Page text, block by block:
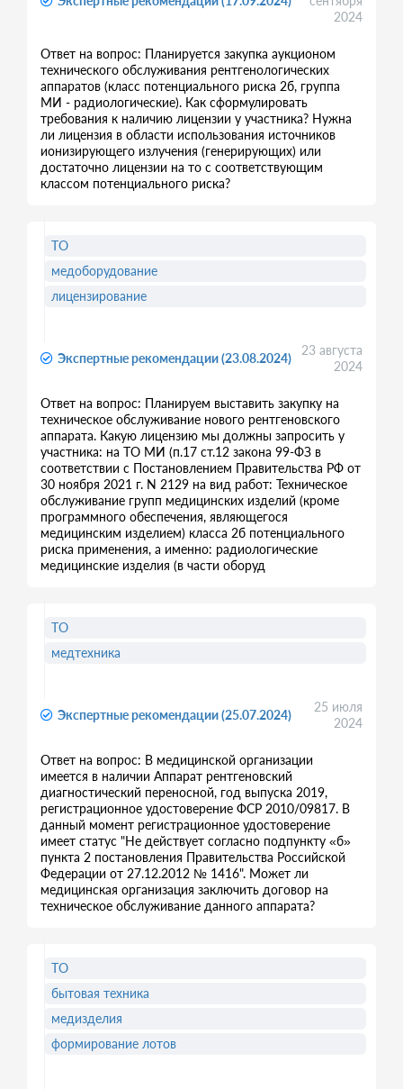
2024
Ответ на вопрос: Планируется закупка аукционом
технического обслуживания рентгенологических
аппаратов (класс потенциального риска 2б, группа
МИ - радиологические). Как сформулировать
требования к наличию лицензии у участника? Нужна
ли лицензия в области использования источников
ионизирующего излучения (генерирующих) или
достаточно лицензии на то с соответствующим
классом потенциального риска?
Экспертные рекомендации (23.08.2024)
23 августа
2024
Ответ на вопрос: Планируем выставить закупку на
техническое обслуживание нового рентгеновского
аппарата. Какую лицензию мы должны запросить у
участника: на ТО МИ (п.17 ст.12 закона 99-ФЗ в
соответствии с Постановлением Правительства РФ от
30 ноября 2021 г. N 2129 на вид работ: Техническое
обслуживание групп медицинских изделий (кроме
программного обеспечения, являющегося
медицинским изделием) класса 2б потенциального
риска применения, а именно: радиологические
медицинские изделия (в части оборуд
ТО
медоборудование
лицензирование
Экспертные рекомендации (25.07.2024)
25 июля
2024
Ответ на вопрос: В медицинской организации
имеется в наличии Аппарат рентгеновский
диагностический переносной, год выпуска 2019,
регистрационное удостоверение ФСР 2010/09817. В
данный момент регистрационное удостоверение
имеет статус "Не действует согласно подпункту «б»
пункта 2 постановления Правительства Российской
Федерации от 27.12.2012 № 1416". Может ли
медицинская организация заключить договор на
техническое обслуживание данного аппарата?
ТО
медтехника
ТО
бытовая техника
медизделия
формирование лотов